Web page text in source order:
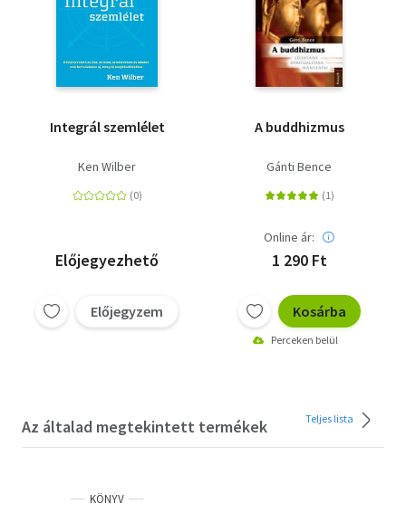
Integrál szemlélet
Ken Wilber
Előjegyezhető
Előjegyzem
A buddhizmus
Gánti Bence
Online ár:
1 290 Ft
Kosárba
Perceken belül
Az általad megtekintett termékek Teljes lista
KÖNYV